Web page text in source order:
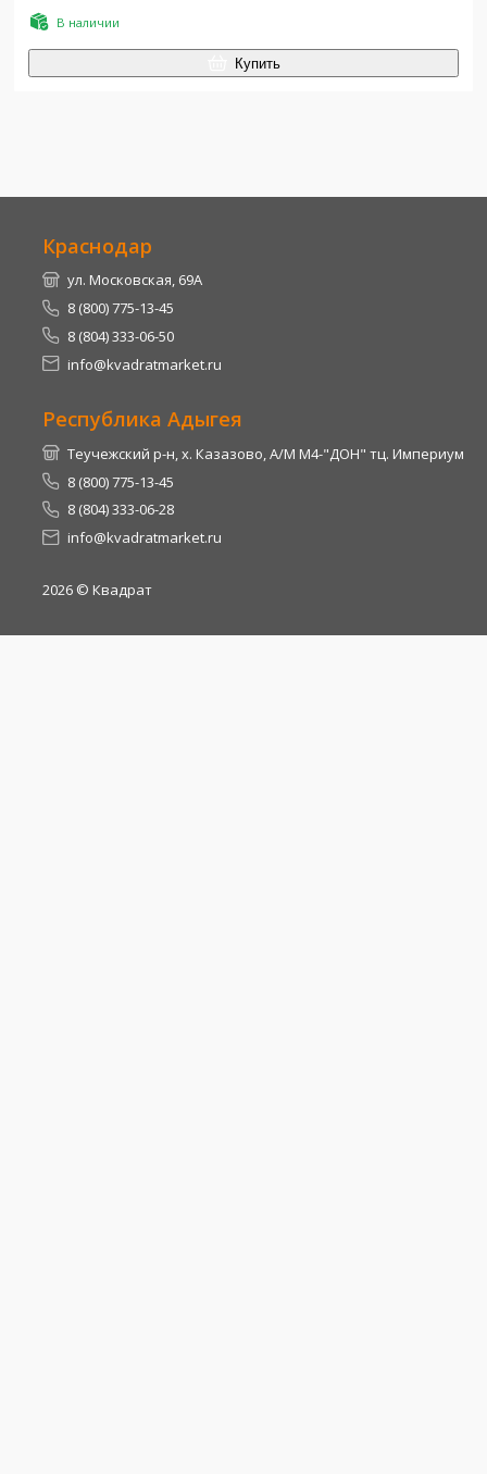
В наличии
Купить
Краснодар
ул. Московская, 69А
8 (800) 775-13-45
8 (804) 333-06-50
info@kvadratmarket.ru
Республика Адыгея
Теучежский р-н, х. Казазово, А/М М4-"ДОН" тц. Империум
8 (800) 775-13-45
8 (804) 333-06-28
info@kvadratmarket.ru
2026 © Квадрат